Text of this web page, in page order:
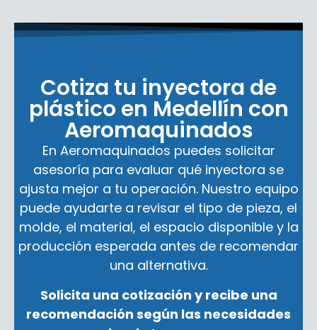
Cotiza tu inyectora de
plástico en Medellín con
Aeromaquinados
En Aeromaquinados puedes solicitar
asesoría para evaluar qué inyectora se
ajusta mejor a tu operación. Nuestro equipo
puede ayudarte a revisar el tipo de pieza, el
molde, el material, el espacio disponible y la
producción esperada antes de recomendar
una alternativa.
Solicita una cotización y recibe una
recomendación según las necesidades